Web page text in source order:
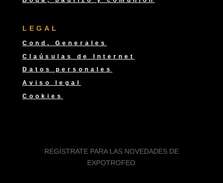
LEGAL
Cond. Generales
Claúsulas de Internet
Datos personales
Aviso legal
Cookies
REGÍSTRATE PARA LAS NOVEDADES DE
EXPOTROFEO